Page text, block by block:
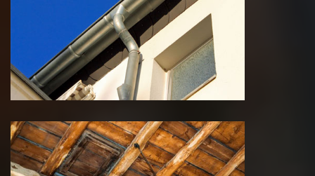
Pose et nettoyage de
gouttière